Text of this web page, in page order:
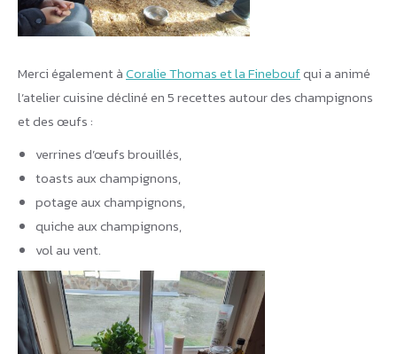
Merci également àCoralie Thomas et la Fineboufqui a animé
l’atelier cuisine décliné en 5 recettes autour des champignons
et des œufs :
verrines d’œufs brouillés,
toasts aux champignons,
potage aux champignons,
quiche aux champignons,
vol au vent.